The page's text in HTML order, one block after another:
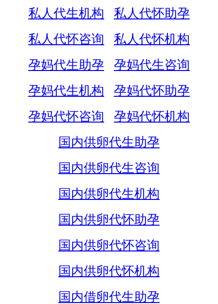
私人代生机构
私人代怀助孕
私人代怀咨询
私人代怀机构
孕妈代生助孕
孕妈代生咨询
孕妈代生机构
孕妈代怀助孕
孕妈代怀咨询
孕妈代怀机构
国内供卵代生助孕
国内供卵代生咨询
国内供卵代生机构
国内供卵代怀助孕
国内供卵代怀咨询
国内供卵代怀机构
国内借卵代生助孕